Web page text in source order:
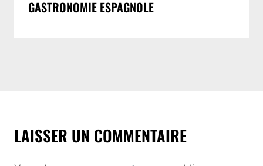
GASTRONOMIE ESPAGNOLE
LAISSER UN COMMENTAIRE